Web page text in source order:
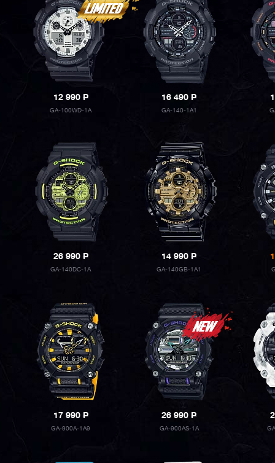
12 990P
GA-100WD-1A
16 490P
GA-140-1A1
26 990P
GA-140DC-1A
14 990P
GA-140GB-1A1
17 990P
GA-900A-1A9
26 990P
GA-900AS-1A